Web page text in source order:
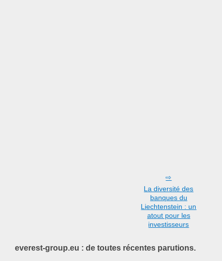
La diversité des
banques du
Liechtenstein : un
atout pour les
investisseurs
everest-group.eu : de toutes récentes parutions.